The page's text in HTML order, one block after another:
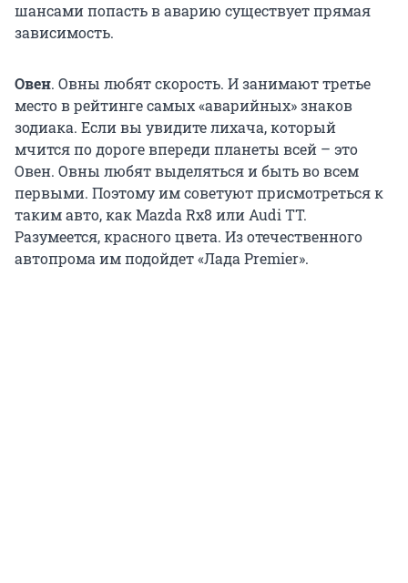
шансами попасть в аварию существует прямая
зависимость.
Овен. Овны любят скорость. И занимают третье
место в рейтинге самых «аварийных» знаков
зодиака. Если вы увидите лихача, который
мчится по дороге впереди планеты всей – это
Овен. Овны любят выделяться и быть во всем
первыми. Поэтому им советуют присмотреться к
таким авто, как Mazda Rx8 или Audi TT.
Разумеется, красного цвета. Из отечественного
автопрома им подойдет «Лада Premier».